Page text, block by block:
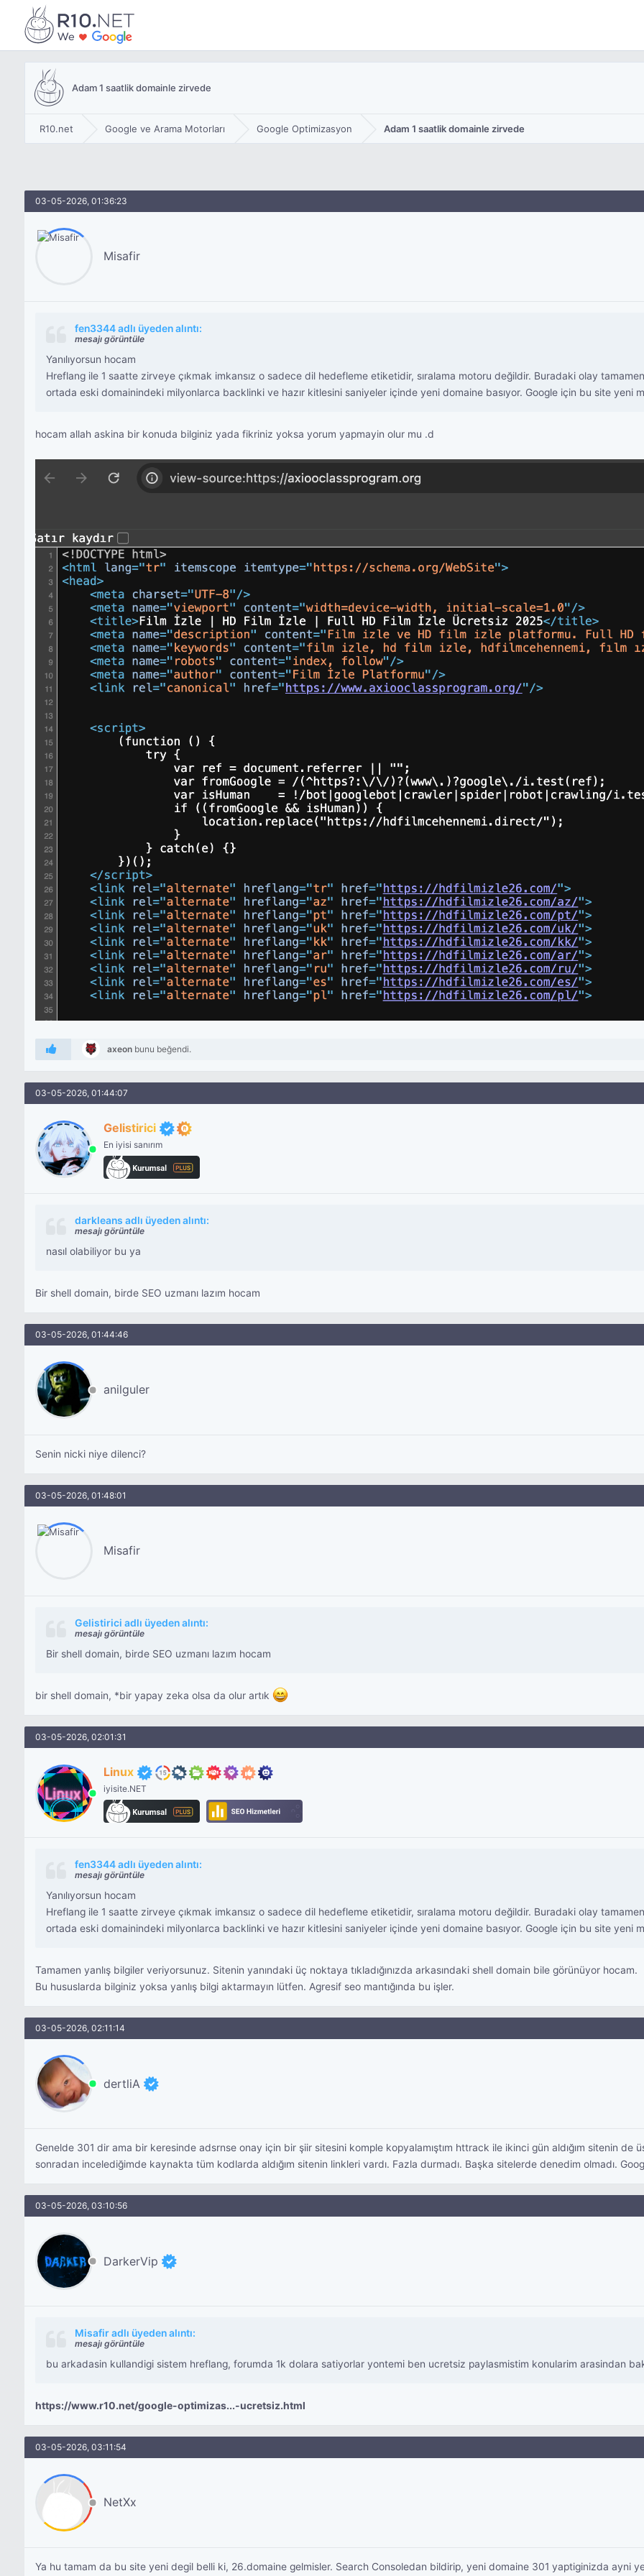
Adam 1 saatlik domainle zirvede
R10.net Google ve Arama Motorları Google Optimizasyon Adam 1 saatlik domainle zirvede
03-05-2026, 01:36:23
Misafir
fen3344 adlı üyeden alıntı:
mesajı görüntüle
Yanılıyorsun hocam
Hreflang ile 1 saatte zirveye çıkmak imkansız o sadece dil hedefleme etiketidir, sıralama motoru değildir. Buradaki olay
ortada eski domainindeki milyonlarca backlinki ve hazır kitlesini saniyeler içinde yeni domaine basıyor. Google için bu site yeni
hocam allah askina bir konuda bilginiz yada fikriniz yoksa yorum yapmayin olur mu .d
axeonbunu beğendi.
03-05-2026, 01:44:07
Gelistirici
En iyisi sanırım
darkleans adlı üyeden alıntı:
mesajı görüntüle
nasıl olabiliyor bu ya
Bir shell domain, birde SEO uzmanı lazım hocam
03-05-2026, 01:44:46
anilguler
Senin nicki niye dilenci?
03-05-2026, 01:48:01
Misafir
Gelistirici adlı üyeden alıntı:
mesajı görüntüle
Bir shell domain, birde SEO uzmanı lazım hocam
bir shell domain, *bir yapay zeka olsa da olur artık
03-05-2026, 02:01:31
Linux
iyisite.NET
fen3344 adlı üyeden alıntı:
mesajı görüntüle
Yanılıyorsun hocam
Hreflang ile 1 saatte zirveye çıkmak imkansız o sadece dil hedefleme etiketidir, sıralama motoru değildir. Buradaki olay
ortada eski domainindeki milyonlarca backlinki ve hazır kitlesini saniyeler içinde yeni domaine basıyor. Google için bu site yeni
Tamamen yanlış bilgiler veriyorsunuz. Sitenin yanındaki üç noktaya tıkladığınızda arkasındaki shell domain bile görünüyor hocam.
Bu hususlarda bilginiz yoksa yanlış bilgi aktarmayın lütfen. Agresif seo mantığında bu işler.
03-05-2026, 02:11:14
dertliA
Genelde 301 dir ama bir keresinde adsrnse onay için bir şiir sitesini komple kopyalamıştım httrack ile ikinci gün aldığım sitenin de
sonradan incelediğimde kaynakta tüm kodlarda aldığım sitenin linkleri vardı. Fazla durmadı. Başka sitelerde denedim olmadı.
03-05-2026, 03:10:56
DarkerVip
Misafir adlı üyeden alıntı:
mesajı görüntüle
bu arkadasin kullandigi sistem hreflang, forumda 1k dolara satiyorlar yontemi ben ucretsiz paylasmistim konularim arasindan
https://www.r10.net/google-optimizas...-ucretsiz.html
03-05-2026, 03:11:54
NetXx
Ya hu tamam da bu site yeni degil belli ki, 26.domaine gelmisler. Search Consoledan bildirip, yeni domaine 301 yaptiginizda ayni